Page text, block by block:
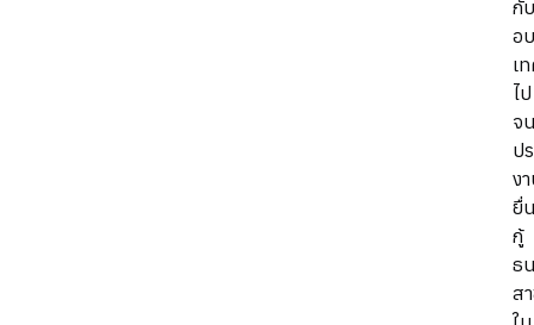
กั
อ
เ
ไป
จ
ป
ง
ยื่
กู้
ธ
ส